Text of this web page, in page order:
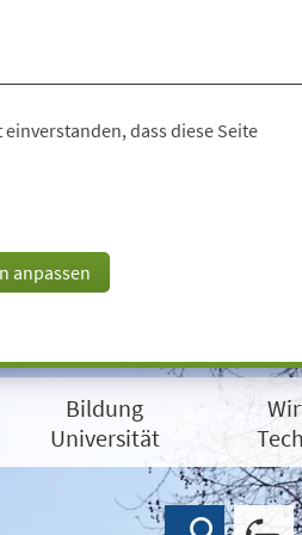
dass diese Seite
anpassen
Bildung
Universität